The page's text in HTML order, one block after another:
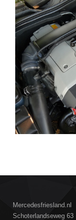
Mercedesfriesland.nl
Schoterlandseweg 63